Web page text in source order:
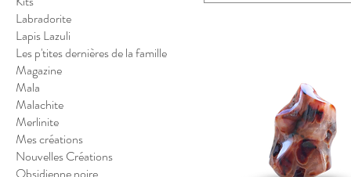
Labradorite
Lapis Lazuli
Les p'tites dernières de la famille
Magazine
Mala
Malachite
Merlinite
Mes créations
Nouvelles Créations
Obsidienne noire